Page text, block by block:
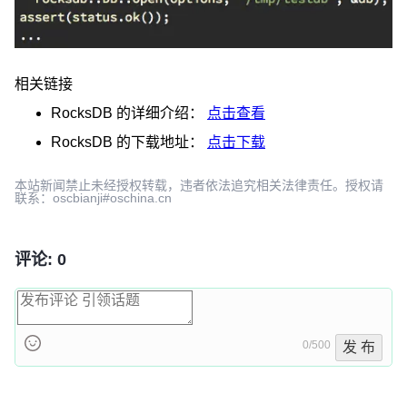
相关链接
RocksDB 的详细介绍：
点击查看
RocksDB 的下载地址： 点击下载
本站新闻禁止未经授权转载，违者依法追究相关法律责任。授权请
联系：oscbianji#oschina.cn
评论: 0
0/500 发 布